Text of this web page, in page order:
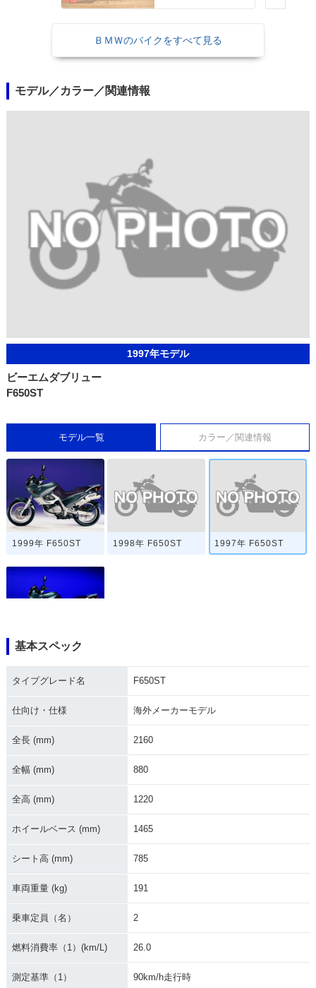
ＢＭＷのバイクをすべて見る
モデル／カラー／関連情報
1997年モデル
ビーエムダブリュー
F650ST
モデル一覧 カラー／関連情報
1999年 F650ST 1998年 F650ST 1997年 F650ST
1996年 F650ST・
基本スペック
タイプグレード名 F650ST
仕向け・仕様 海外メーカーモデル
全長 (mm) 2160
全幅 (mm) 880
全高 (mm) 1220
ホイールベース (mm) 1465
シート高 (mm) 785
車両重量 (kg) 191
乗車定員（名） 2
燃料消費率（1）(km/L) 26.0
測定基準（1） 90km/h走行時